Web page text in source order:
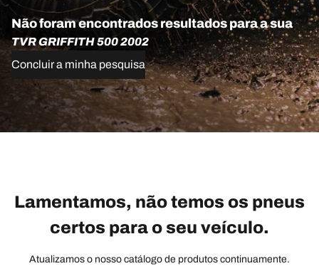
Não foram encontrados resultados para a sua
TVR GRIFFITH 500 2002
Concluir a minha pesquisa
Lamentamos, não temos os pneus
certos para o seu veículo.
Atualizamos o nosso catálogo de produtos continuamente.